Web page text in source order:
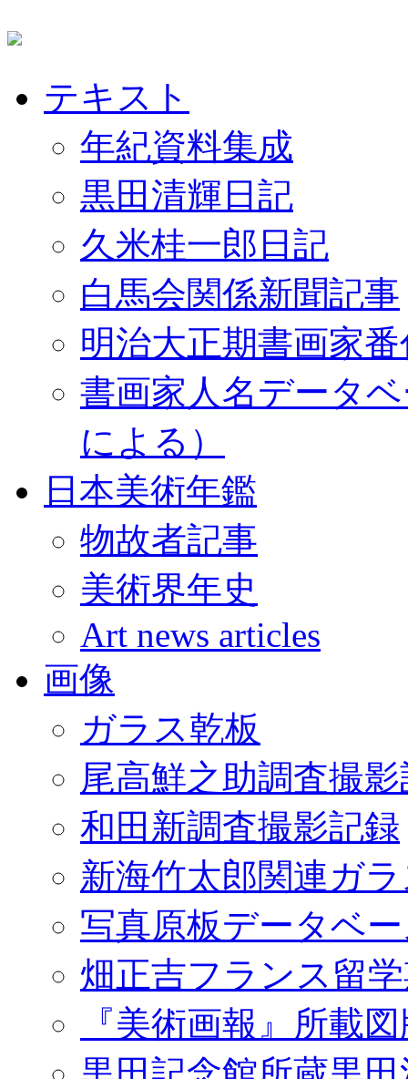
テキスト
年紀資料集成
黒田清輝日記
久米桂一郎日記
白馬会関係新聞記事
明治大正期書画家
書画家人名データ
による）
日本美術年鑑
物故者記事
美術界年史
Art news articles
画像
ガラス乾板
尾高鮮之助調査撮
和田新調査撮影記録
新海竹太郎関連ガ
写真原板データベ
畑正吉フランス留
『美術画報』所載